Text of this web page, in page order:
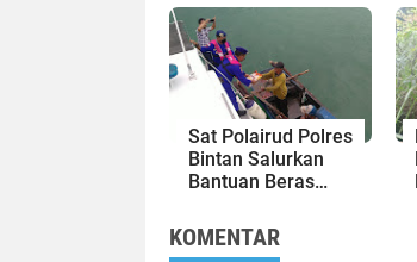
Sat Polairud Polres
Bintan Salurkan
Bantuan Beras
Tradisional
KOMENTAR